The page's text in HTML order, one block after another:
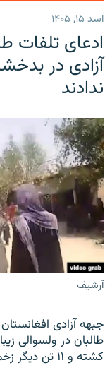
اسد ۱۵, ۱۴۰۵
ادعای تلفات
آزادی در
ندادند
آرشیف
جبهه آزادی
طالبان در ولسوالی
کشته و ۱۱ تن دیگر زخمی شده‌اند.